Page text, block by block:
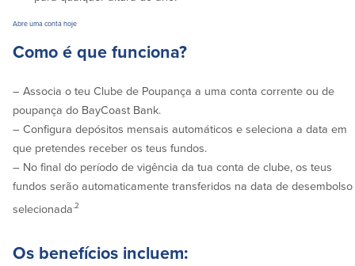
Español
Abre uma conta hoje
Como é que funciona?
– Associa o teu Clube de Poupança a uma conta corrente ou de
poupança do BayCoast Bank.
– Configura depósitos mensais automáticos e seleciona a data em
que pretendes receber os teus fundos.
– No final do período de vigência da tua conta de clube, os teus
fundos serão automaticamente transferidos na data de desembolso
selecionada.2
Os benefícios incluem: